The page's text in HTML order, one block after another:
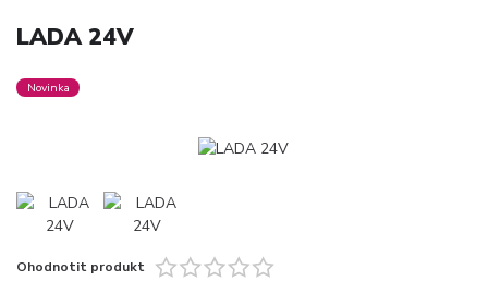
LADA 24V
Novinka
Ohodnotit produkt